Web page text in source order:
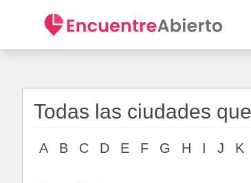
Todas las ciudades
A B C D E F G H I J K